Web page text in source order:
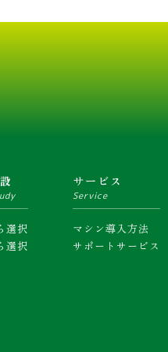
選択
選択
サービス
Service
マシン導入方法
サポートサービス